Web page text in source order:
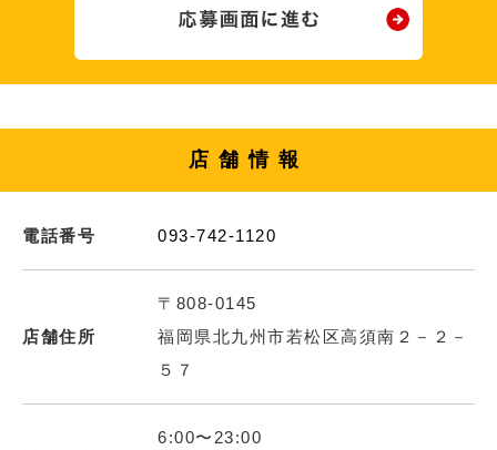
店舗情報
電話番号 093-742-1120
店舗住所
〒808-0145
福岡県北九州市若松区高須南２－２－
５７
6:00〜23:00